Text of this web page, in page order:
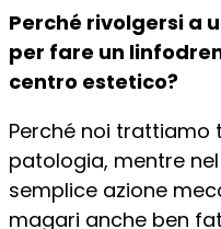
Perché rivolgersi a
per fare un
centro estetico?
Perché noi trattiamo
patologia, mentre
semplice azione
magari anche ben